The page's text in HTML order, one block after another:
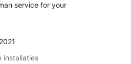
service for your
installaties